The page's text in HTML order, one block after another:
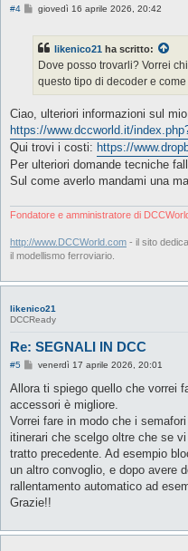
#4
M
a
g
o
giovedì 16 aprile 2026, 20:42
likenico21 ha scritto:
Dove posso trovarli? Vorrei
questo tipo di decoder e
Ciao, ulteriori informazioni sul
https://www.dccworld.it/
Qui trovi i costi: https://
Per ulteriori domande tecniche
Sul come averlo mandami una
Fondatore e amministratore di
http://www.DCCWorld.com - il sito
il modellismo ferroviario.
likenico21
DCCReady
Re: SEGNALI IN DCC
#5
M
s
a
g
i
o
venerdì 17 aprile 2026, 20:01
Allora ti spiego quello che vorrei
accessori è migliore.
Vorrei fare in modo che i
itinerari che scelgo oltre che se
tratto precedente. Ad esempio
un altro convoglio, e dopo avere
rallentamento automatico ad
Grazie!!